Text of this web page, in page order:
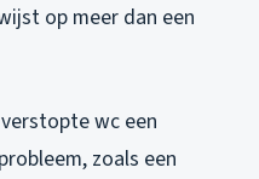
op meer dan een
wc een
zoals een